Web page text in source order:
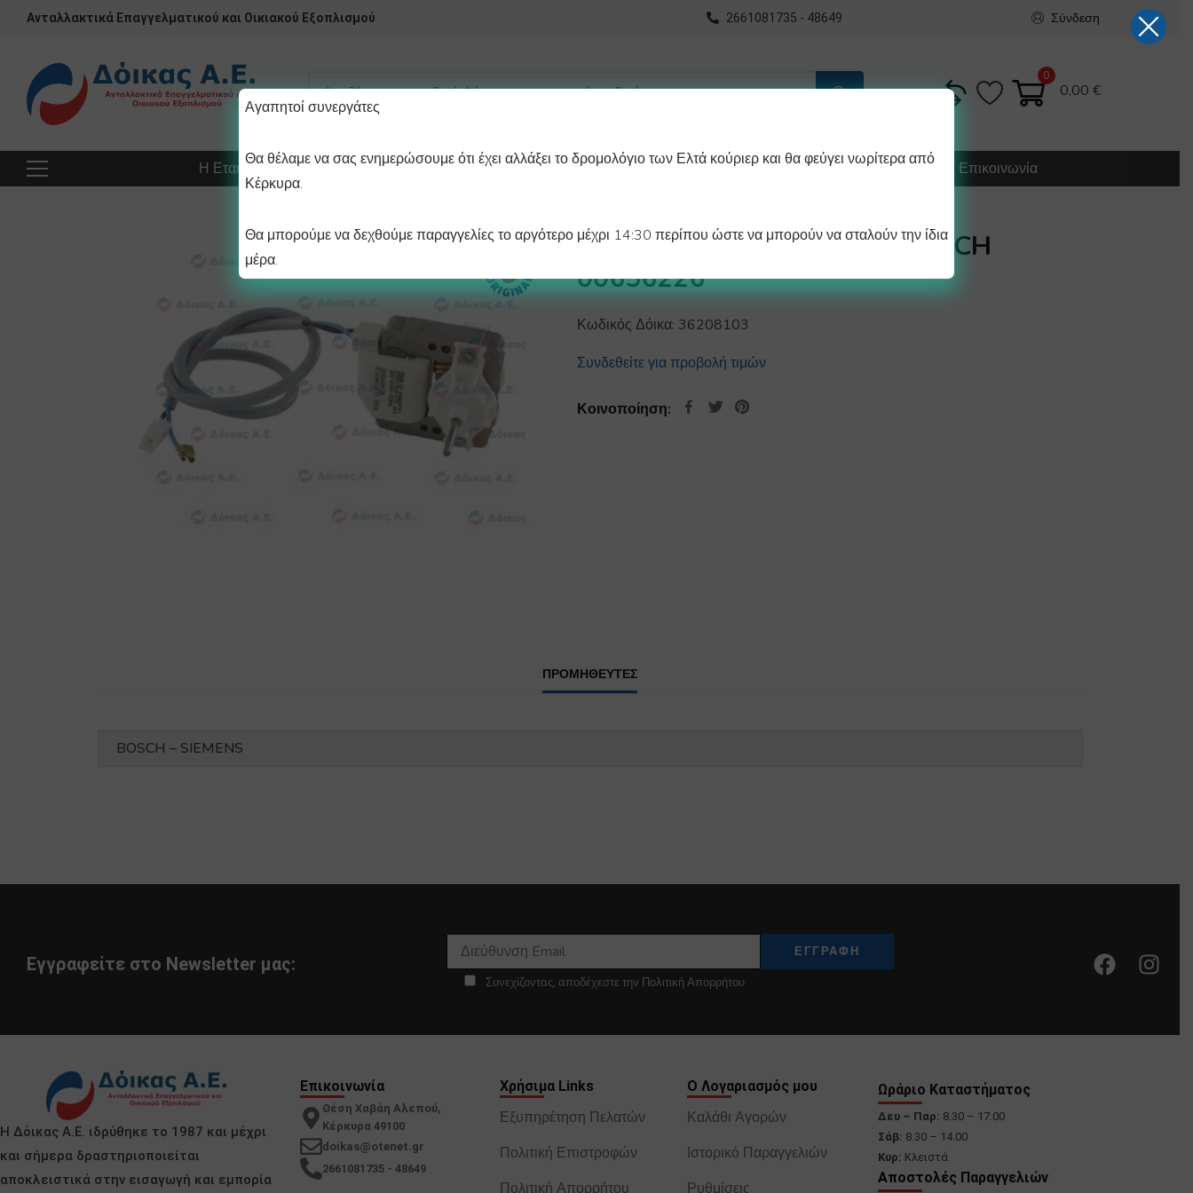
Ανταλλακτικά Επαγγελματικού και Οικιακού Εξοπλισμού 2661081735 - 48649 Σύνδεση
0
0,00€
Η Εταιρεία Προϊόντα Προχωρημένη Αναζήτηση Διαγράμματα Λάστιχα Ψυγείου Κατασκευή Οδηγίες Επικοινωνία
ΑΝΕΜΙΣΤΗΡΑΣ ΨΥΓΕΙΟΥ BOSCH
00656226
Κωδικός Δόικα: 36208103
Συνδεθείτε για προβολή τιμών
Κοινοποίηση:
ΠΡΟΜΗΘΕΥΤΕΣ
BOSCH – SIEMENS
Εγγραφείτε στο Newsletter μας:
Συνεχίζοντας, αποδέχεστε την Πολιτική Απορρήτου
Η Δόικας Α.Ε. ιδρύθηκε το 1987 και μέχρι
και σήμερα δραστηριοποιείται
αποκλειστικά στην εισαγωγή και εμπορία
Επικοινωνία
Θέση Χαβάη Αλεπού,
Κέρκυρα 49100
doikas@otenet.gr
2661081735 - 48649
Χρήσιμα Links
Εξυπηρέτηση Πελατών
Πολιτική Επιστροφών
Πολιτική Απορρήτου
Ο Λογαριασμός μου
Καλάθι Αγορών
Ιστορικό Παραγγελιών
Ρυθμίσεις
Ωράριο Καταστήματος
Δευ – Παρ: 8.30 – 17.00
Σάβ: 8.30 – 14.00
Κυρ: Κλειστά
Αποστολές Παραγγελιών
Αγαπητοί συνεργάτες
Θα θέλαμε να σας ενημερώσουμε ότι έχει αλλάξει το δρομολόγιο των Ελτά κούριερ και θα φεύγει νωρίτερα από
Κέρκυρα.
Θα μπορούμε να δεχθούμε παραγγελίες το αργότερο μέχρι 14:30 περίπου ώστε να μπορούν να σταλούν την ίδια
μέρα.